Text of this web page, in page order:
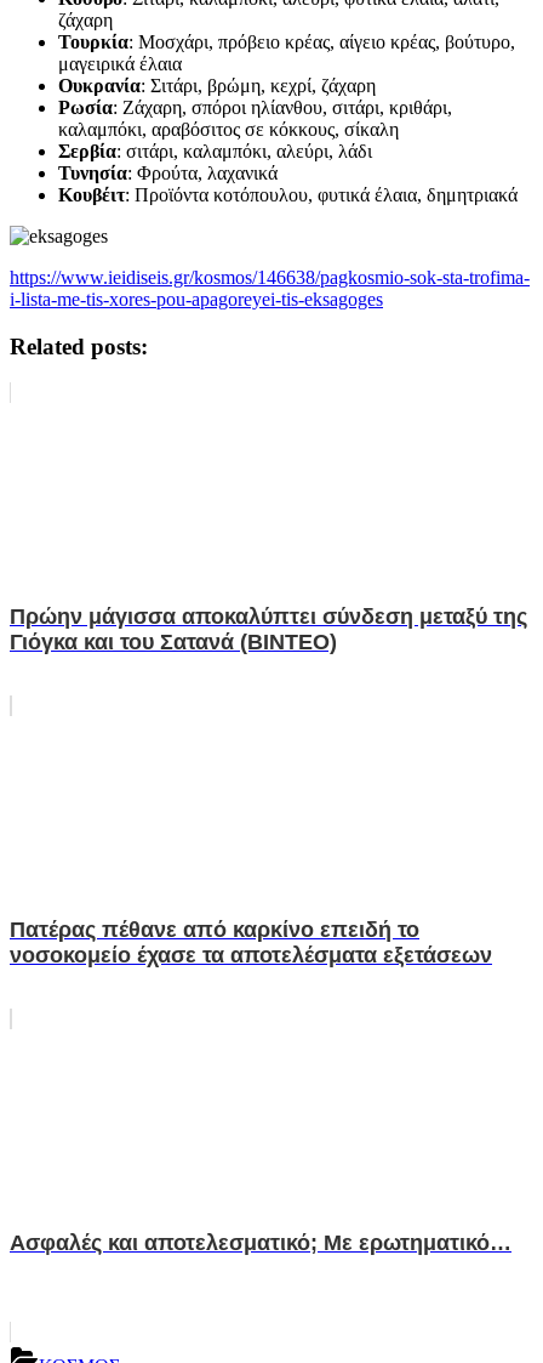
ζάχαρη
Τουρκία: Μοσχάρι, πρόβειο κρέας, αίγειο κρέας, βούτυρο,
μαγειρικά έλαια
Ουκρανία: Σιτάρι, βρώμη, κεχρί, ζάχαρη
Ρωσία: Ζάχαρη, σπόροι ηλίανθου, σιτάρι, κριθάρι,
καλαμπόκι, αραβόσιτος σε κόκκους, σίκαλη
Σερβία: σιτάρι, καλαμπόκι, αλεύρι, λάδι
Τυνησία: Φρούτα, λαχανικά
Κουβέιτ: Προϊόντα κοτόπουλου, φυτικά έλαια, δημητριακά
https://www.ieidiseis.gr/kosmos/146638/pagkosmio-sok-sta-trofima-
i-lista-me-tis-xores-pou-apagoreyei-tis-eksagoges
Related posts:
Πρώην μάγισσα αποκαλύπτει σύνδεση μεταξύ της
Γιόγκα και του Σατανά (ΒΙΝΤΕΟ)
Πατέρας πέθανε από καρκίνο επειδή το
νοσοκομείο έχασε τα αποτελέσματα εξετάσεων
Ασφαλές και αποτελεσματικό; Με ερωτηματικό…